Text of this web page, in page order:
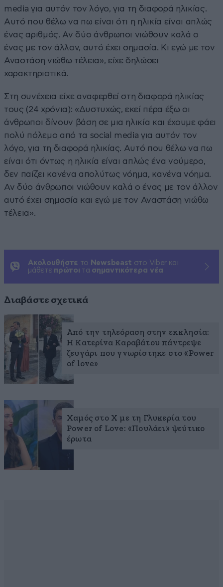
media για αυτόν τον λόγο, για τη διαφορά ηλικίας.
Αυτό που θέλω να πω είναι ότι η ηλικία είναι απλώς
ένας αριθμός. Αν δύο άνθρωποι νιώθουν καλά ο
ένας με τον άλλον, αυτό έχει σημασία. Κι εγώ με τον
Αναστάση νιώθω τέλεια», είχε δηλώσει
χαρακτηριστικά.
Στη συνέχεια είχε αναφερθεί στη διαφορά ηλικίας
τους (24 χρόνια): «Δυστυχώς, εκεί πέρα έξω οι
άνθρωποι δίνουν βάση σε μια ηλικία και έχουμε φάει
πολύ πόλεμο από τα social media για αυτόν τον
λόγο, για τη διαφορά ηλικίας. Αυτό που θέλω να πω
είναι ότι όντως η ηλικία είναι απλώς ένα νούμερο,
δεν παίζει κανένα απολύτως νόημα, κανένα νόημα.
Αν δύο άνθρωποι νιώθουν καλά ο ένας με τον άλλον
αυτό έχει σημασία και εγώ με τον Αναστάση νιώθω
τέλεια».
Ακολουθήστε το Newsbeast στο Viber και
μάθετε πρώτοι τα σημαντικότερα νέα
Διαβάστε σχετικά
Από την τηλεόραση στην εκκλησία:
Η Κατερίνα Καραβάτου πάντρεψε
ζευγάρι που γνωρίστηκε στο «Power
of love»
Χαμός στο X με τη Γλυκερία του
Power of Love: «Πουλάει» ψεύτικο
έρωτα